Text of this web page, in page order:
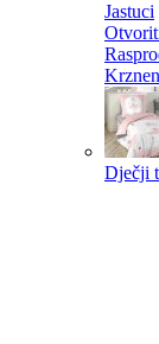
Jastuci
Dječji